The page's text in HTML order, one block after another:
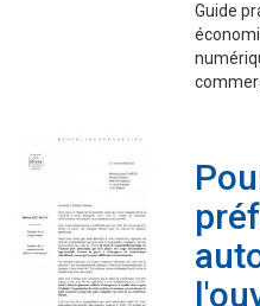
Guide